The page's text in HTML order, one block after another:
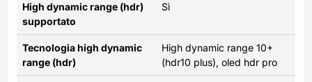
High dynamic range (hdr)
supportato
Sì
Tecnologia high dynamic
range (hdr)
High dynamic range 10+
(hdr10 plus), oled hdr pro